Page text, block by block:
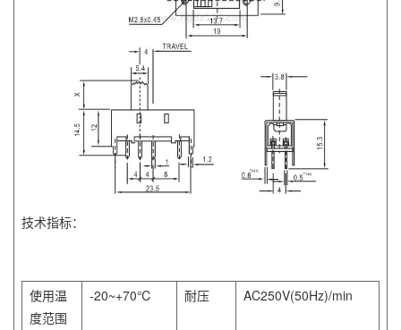
技术指标：
使用温
度范围
-20~+70℃ 耐压 AC250V(50Hz)/min